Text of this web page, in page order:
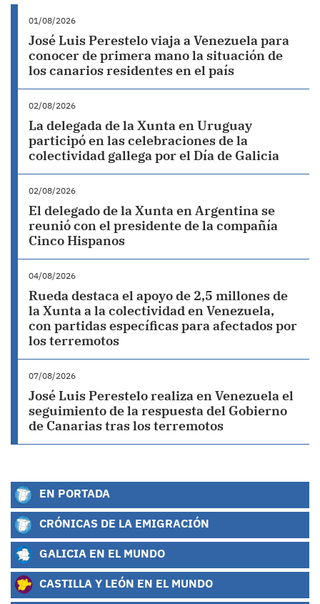
01/08/2026
José Luis Perestelo viaja a Venezuela para
conocer de primera mano la situación de
los canarios residentes en el país
02/08/2026
La delegada de la Xunta en Uruguay
participó en las celebraciones de la
colectividad gallega por el Día de Galicia
02/08/2026
El delegado de la Xunta en Argentina se
reunió con el presidente de la compañía
Cinco Hispanos
04/08/2026
Rueda destaca el apoyo de 2,5 millones de
la Xunta a la colectividad en Venezuela,
con partidas específicas para afectados por
los terremotos
07/08/2026
José Luis Perestelo realiza en Venezuela el
seguimiento de la respuesta del Gobierno
de Canarias tras los terremotos
EN PORTADA
CRÓNICAS DE LA EMIGRACIÓN
GALICIA EN EL MUNDO
CASTILLA Y LEÓN EN EL MUNDO